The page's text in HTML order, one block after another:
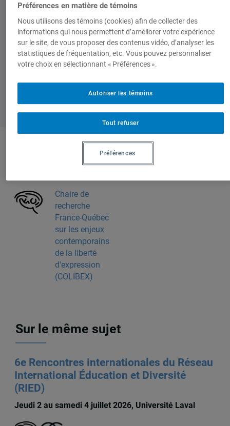
S’inscrire.
Chaire de
recherche
France-Québec
sur les enjeux
contemporains
de la liberté
d'expression
(COLIBEX)
Sur le même sujet
6e Rencontres internationales du Réseau
International Éducation et Diversité
(RIED)
Jeudi 2 au samedi 4 juillet 2026, Université Laval
Préférences en matière de témoins
Nous utilisons des témoins (cookies) afin de collecter des
informations qui nous permettent d’améliorer votre expérience
sur le site, de vous proposer des contenus vidéo, d’analyser les
statistiques de fréquentation, etc. Vous pouvez personnaliser
votre choix en sélectionnant « Préférences ».
Tout refuser
Autoriser les témoins
Préférences